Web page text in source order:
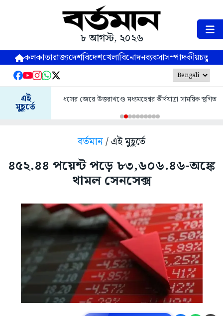
৮ আগস্ট, ২০২৬
কলকাতারাজ্যদেশবিদেশখেলাবিনোদনব্যবসাসম্পাদকীয়
এই
মুহূর্তে
ধসের জেরে উত্তরাখণ্ডে মধ্যমহেশ্বর তীর্থযাত্রা সাময়িক স্থগিত
বর্তমান/ এই মুহূর্তে
৪৫২.৪৪ পয়েন্ট পড়ে ৮৩,৬০৬.৪৬-অঙ্কে
থামল সেনসেক্স